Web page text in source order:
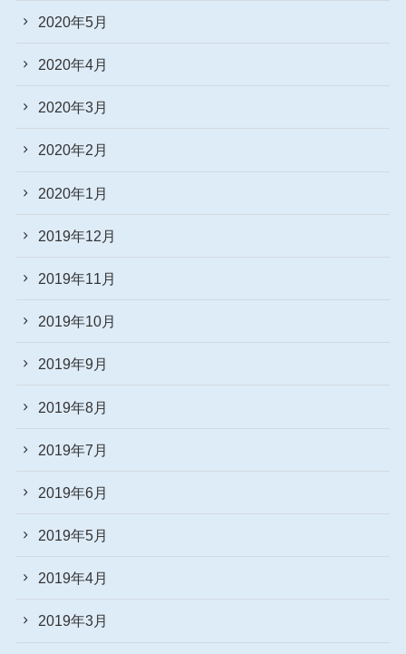
2020年5月
2020年4月
2020年3月
2020年2月
2020年1月
2019年12月
2019年11月
2019年10月
2019年9月
2019年8月
2019年7月
2019年6月
2019年5月
2019年4月
2019年3月